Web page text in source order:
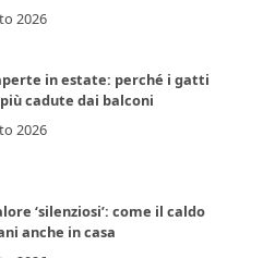
2026
in estate: perché i gatti
cadute dai balconi
2026
‘silenziosi’: come il caldo
anche in casa